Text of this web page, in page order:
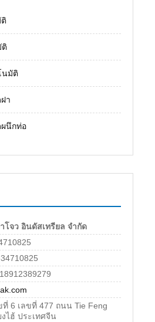
ติ
นมัติ
า
ผนึกท่อ
โจว อินดัสเทรียล จำกัด
ที่ 6 เลขที่ 477 ถนน Tie Feng
ไฮ้ ประเทศจีน